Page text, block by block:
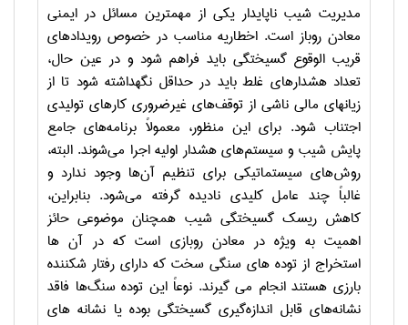
مدیریت شیب ناپایدار یکی از مهمترین مسائل در ایمنی
معادن روباز است. اخطاریه مناسب در خصوص رویدادهای
قریب الوقوع گسیختگی باید فراهم شود و در عین حال،
تعداد هشدارهای غلط باید در حداقل نگهداشته شود تا از
زیانهای مالی ناشی از توقف‌های غیرضروری کارهای تولیدی
اجتناب شود. برای این منظور، معمولاً برنامه‌های جامع
پایش شیب و سیستم‌های هشدار اولیه اجرا می‌شوند. البته،
روش‌های سیستماتیکی برای تنظیم آن‌ها وجود ندارد و
غالباً چند عامل کلیدی نادیده گرفته می‌شود. بنابراین،
کاهش ریسک گسیختگی شیب همچنان موضوعی حائز
اهمیت به ویژه در معادن روبازی است که در آن ها
استخراج از توده های سنگی سخت که دارای رفتار شکننده
بارزی هستند انجام می گیرند. نوعاً این توده سنگ‌ها فاقد
نشانه‌های قابل اندازه‌گیری گسیختگی بوده یا نشانه های